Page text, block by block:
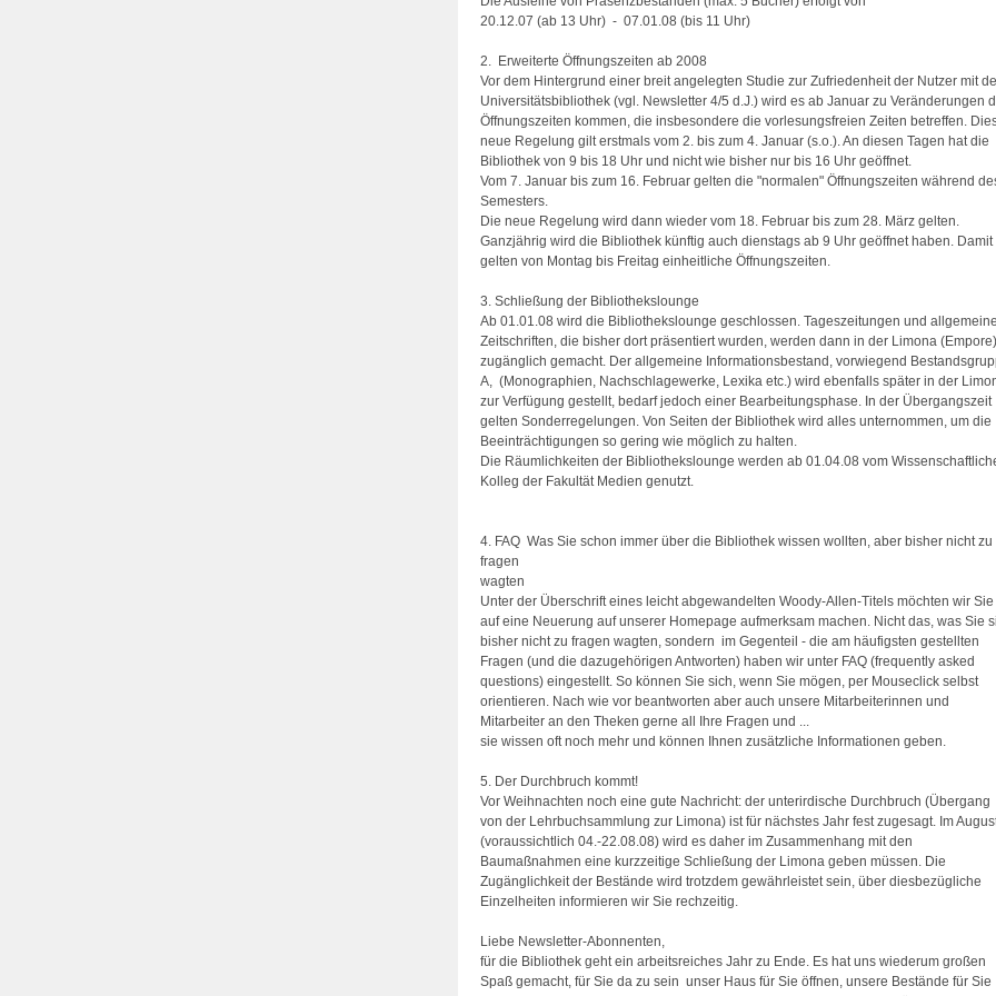
20.12.07 (ab 13 Uhr) - 07.01.08 (bis 11 Uhr)
2. Erweiterte Öffnungszeiten ab 2008
Vor dem Hintergrund einer breit angelegten Studie zur Zufriedenheit der Nutzer mit
Universitätsbibliothek (vgl. Newsletter 4/5 d.J.) wird es ab Januar zu Veränderungen
Öffnungszeiten kommen, die insbesondere die vorlesungsfreien Zeiten betreffen.
neue Regelung gilt erstmals vom 2. bis zum 4. Januar (s.o.). An diesen Tagen hat die
Bibliothek von 9 bis 18 Uhr und nicht wie bisher nur bis 16 Uhr geöffnet.
Vom 7. Januar bis zum 16. Februar gelten die "normalen" Öffnungszeiten während
Semesters.
Die neue Regelung wird dann wieder vom 18. Februar bis zum 28. März gelten.
Ganzjährig wird die Bibliothek künftig auch dienstags ab 9 Uhr geöffnet haben. Damit
gelten von Montag bis Freitag einheitliche Öffnungszeiten.
3. Schließung der Bibliothekslounge
Ab 01.01.08 wird die Bibliothekslounge geschlossen. Tageszeitungen und allgemeine
Zeitschriften, die bisher dort präsentiert wurden, werden dann in der Limona (Empore)
zugänglich gemacht. Der allgemeine Informationsbestand, vorwiegend
A, (Monographien, Nachschlagewerke, Lexika etc.) wird ebenfalls später in der
zur Verfügung gestellt, bedarf jedoch einer Bearbeitungsphase. In der Übergangszeit
gelten Sonderregelungen. Von Seiten der Bibliothek wird alles unternommen, um die
Beeinträchtigungen so gering wie möglich zu halten.
Die Räumlichkeiten der Bibliothekslounge werden ab 01.04.08 vom
Kolleg der Fakultät Medien genutzt.
4. FAQ  Was Sie schon immer über die Bibliothek wissen wollten, aber bisher nicht zu
fragen
wagten
Unter der Überschrift eines leicht abgewandelten Woody-Allen-Titels möchten wir Sie
auf eine Neuerung auf unserer Homepage aufmerksam machen. Nicht das, was Sie
bisher nicht zu fragen wagten, sondern  im Gegenteil - die am häufigsten gestellten
Fragen (und die dazugehörigen Antworten) haben wir unter FAQ (frequently asked
questions) eingestellt. So können Sie sich, wenn Sie mögen, per Mouseclick selbst
orientieren. Nach wie vor beantworten aber auch unsere Mitarbeiterinnen und
Mitarbeiter an den Theken gerne all Ihre Fragen und ...
sie wissen oft noch mehr und können Ihnen zusätzliche Informationen geben.
5. Der Durchbruch kommt!
Vor Weihnachten noch eine gute Nachricht: der unterirdische Durchbruch (Übergang
von der Lehrbuchsammlung zur Limona) ist für nächstes Jahr fest zugesagt. Im
(voraussichtlich 04.-22.08.08) wird es daher im Zusammenhang mit den
Baumaßnahmen eine kurzzeitige Schließung der Limona geben müssen. Die
Zugänglichkeit der Bestände wird trotzdem gewährleistet sein, über diesbezügliche
Einzelheiten informieren wir Sie rechzeitig.
Liebe Newsletter-Abonnenten,
für die Bibliothek geht ein arbeitsreiches Jahr zu Ende. Es hat uns wiederum großen
Spaß gemacht, für Sie da zu sein  unser Haus für Sie öffnen, unsere Bestände für Sie